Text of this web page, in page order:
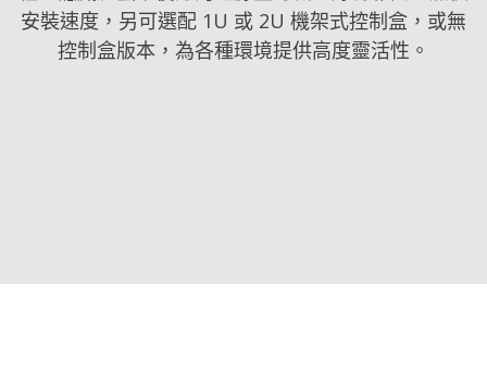
安裝速度，另可選配 1U 或 2U 機架式控制盒，或無
控制盒版本，為各種環境提供高度靈活性。